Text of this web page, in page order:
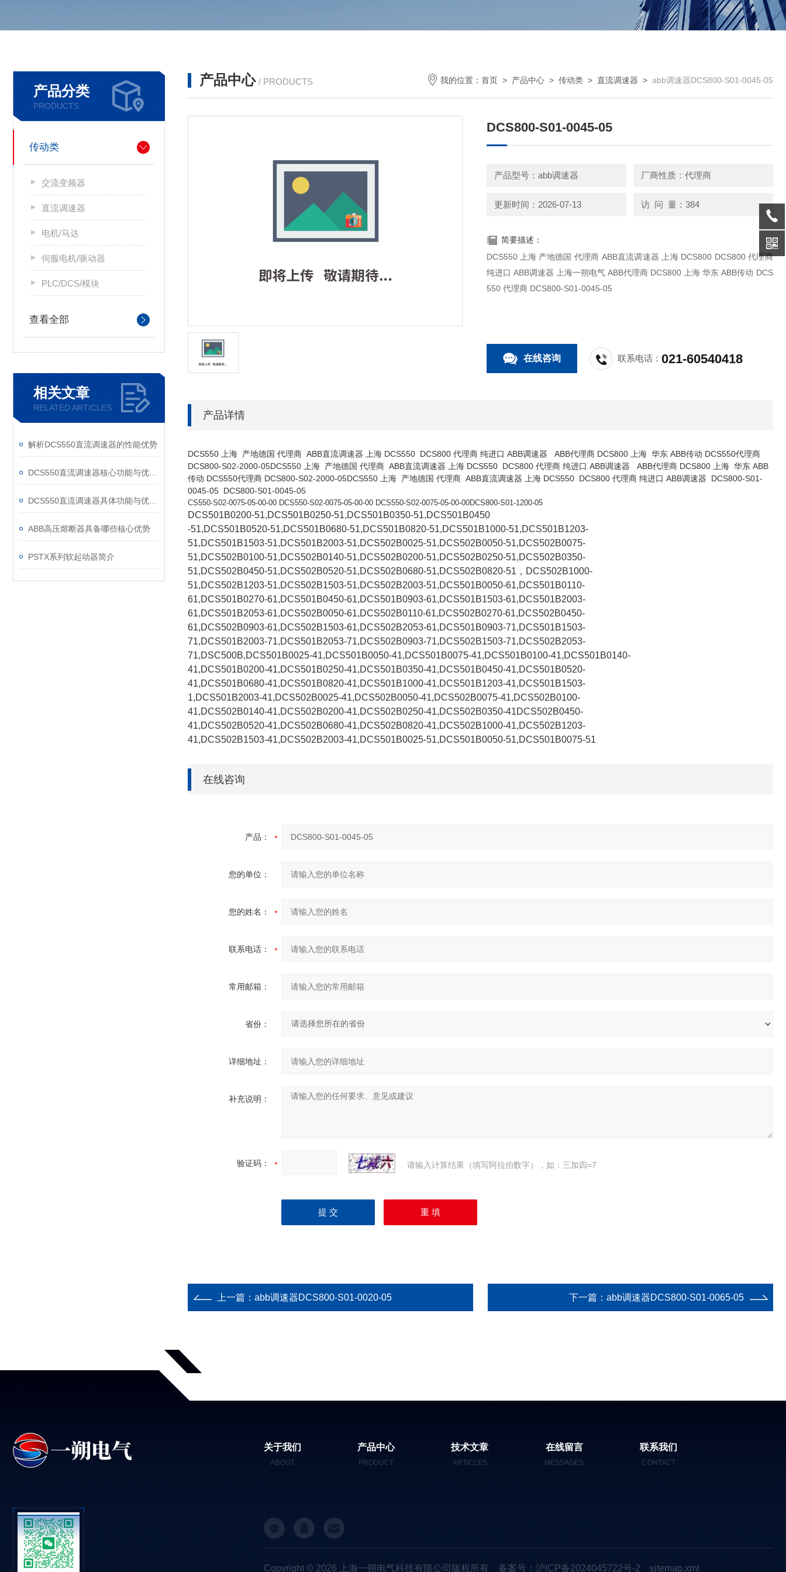
产品分类
PRODUCTS
传动类
交流变频器
直流调速器
电机/马达
伺服电机/驱动器
PLC/DCS/模块
查看全部
相关文章
RELATED ARTICLES
解析DCS550直流调速器的性能优势
ABB高压熔断器具备哪些核心优势
PSTX系列软起动器简介
产品中心 / PRODUCTS 我的位置： 首页 > 产品中心 > 传动类 > 直流调速器 > abb调速器DCS800-S01-0045-05
DCS800-S01-0045-05
产品型号：abb调速器 厂商性质：代理商
更新时间：2026-07-13 访 问 量：384
简要描述：
DCS550 上海 产地德国 代理商 ABB直流调速器 上海 DCS800 DCS800 代理商
纯进口 ABB调速器 上海一朔电气 ABB代理商 DCS800 上海 华东 ABB传动 DCS
550 代理商 DCS800-S01-0045-05
在线咨询 联系电话：021-60540418
产品详情
DCS550 上海 产地德国 代理商 ABB直流调速器 上海 DCS550 DCS800 代理商 纯进口 ABB调速器 ABB代理商 DCS800 上海 华东 ABB传动 DCS550代理商
DCS800-S02-2000-05DCS550 上海 产地德国 代理商 ABB直流调速器 上海 DCS550 DCS800 代理商 纯进口 ABB调速器 ABB代理商 DCS800 上海 华东 ABB
传动 DCS550代理商 DCS800-S02-2000-05DCS550 上海 产地德国 代理商 ABB直流调速器 上海 DCS550 DCS800 代理商 纯进口 ABB调速器 DCS800-S01-
0045-05 DCS800-S01-0045-05
CS550-S02-0075-05-00-00 DCS550-S02-0075-05-00-00 DCS550-S02-0075-05-00-00DCS800-S01-1200-05
DCS501B0200-51,DCS501B0250-51,DCS501B0350-51,DCS501B0450
-51,DCS501B0520-51,DCS501B0680-51,DCS501B0820-51,DCS501B1000-51,DCS501B1203-
51,DCS501B1503-51,DCS501B2003-51,DCS502B0025-51,DCS502B0050-51,DCS502B0075-
51,DCS502B0100-51,DCS502B0140-51,DCS502B0200-51,DCS502B0250-51,DCS502B0350-
51,DCS502B0450-51,DCS502B0520-51,DCS502B0680-51,DCS502B0820-51 ， DCS502B1000-
51,DCS502B1203-51,DCS502B1503-51,DCS502B2003-51,DCS501B0050-61,DCS501B0110-
61,DCS501B0270-61,DCS501B0450-61,DCS501B0903-61,DCS501B1503-61,DCS501B2003-
61,DCS501B2053-61,DCS502B0050-61,DCS502B0110-61,DCS502B0270-61,DCS502B0450-
61,DCS502B0903-61,DCS502B1503-61,DCS502B2053-61,DCS501B0903-71,DCS501B1503-
71,DCS501B2003-71,DCS501B2053-71,DCS502B0903-71,DCS502B1503-71,DCS502B2053-
71,DSC500B,DCS501B0025-41,DCS501B0050-41,DCS501B0075-41,DCS501B0100-41,DCS501B0140-
41,DCS501B0200-41,DCS501B0250-41,DCS501B0350-41,DCS501B0450-41,DCS501B0520-
41,DCS501B0680-41,DCS501B0820-41,DCS501B1000-41,DCS501B1203-41,DCS501B1503-
1,DCS501B2003-41,DCS502B0025-41,DCS502B0050-41,DCS502B0075-41,DCS502B0100-
41,DCS502B0140-41,DCS502B0200-41,DCS502B0250-41,DCS502B0350-41DCS502B0450-
41,DCS502B0520-41,DCS502B0680-41,DCS502B0820-41,DCS502B1000-41,DCS502B1203-
41,DCS502B1503-41,DCS502B2003-41,DCS501B0025-51,DCS501B0050-51,DCS501B0075-51
在线咨询
产品：
您的单位：
您的姓名：
联系电话：
常用邮箱：
省份：
详细地址：
补充说明：
验证码： 请输入计算结果（填写阿拉伯数字），如：三加四=7
上一篇： abb调速器DCS800-S01-0020-05 下一篇： abb调速器DCS800-S01-0065-05
关于我们
ABOUT
产品中心
PRODUCT
技术文章
ARTICLES
在线留言
MESSAGES
联系我们
CONTACT
Copyright © 2026 上海一朔电气科技有限公司版权所有 备案号：沪ICP备2024045722号-2 sitemap.xml